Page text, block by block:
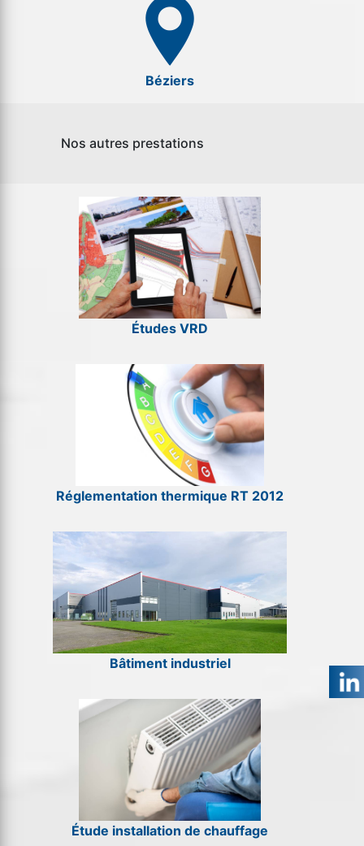
Béziers
Nos autres prestations
Études VRD
Réglementation thermique RT 2012
Bâtiment industriel
Étude installation de chauffage